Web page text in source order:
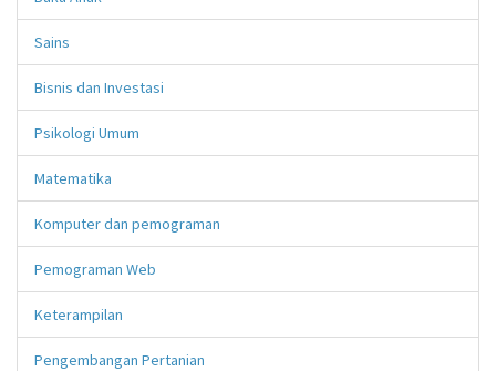
Sains
Bisnis dan Investasi
Psikologi Umum
Matematika
Komputer dan pemograman
Pemograman Web
Keterampilan
Pengembangan Pertanian